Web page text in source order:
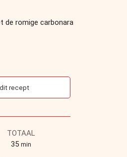
de romige carbonara
recept
TOTAAL
35 min